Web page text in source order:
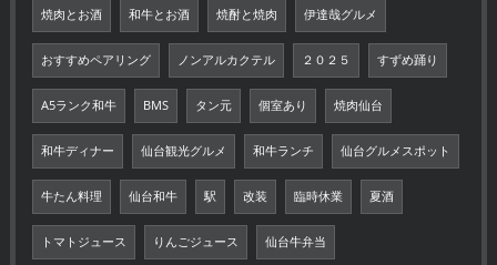
焼肉とお酒 和牛とお酒 焼酎と焼肉 伊達哉グルメ
おすすめペアリング ノンアルカクテル ２０２５ すずめ踊り
A5ランク和牛 BMS タン元 個室あり 焼肉仙台
和牛ディナー 仙台観光グルメ 和牛ランチ 仙台グルメスポット
牛たん料理 仙台和牛 駅 改装 臨時休業 夏酒
トマトジュース りんごジュース 仙台牛弁当